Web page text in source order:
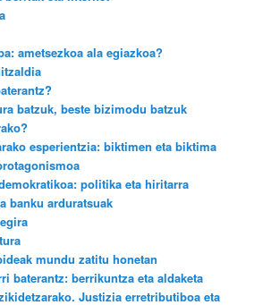
ametsezkoa ala egiazkoa?
batzuk, beste bizimodu batzuk
esperientzia: biktimen eta biktima
politika eta hiritarra
banku arduratsuak
mundu zatitu honetan
baterantz: berrikuntza eta aldaketa
Justizia erretributiboa eta